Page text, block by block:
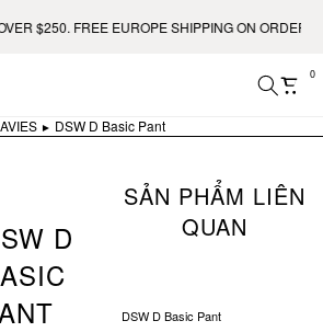
FREE EUROPE SHIPPING ON ORDERS
0
DSW D Basic Pant
D
SẢN PHẨM LIÊN
QUAN
SOLD OUT
DSW D Basic Pant